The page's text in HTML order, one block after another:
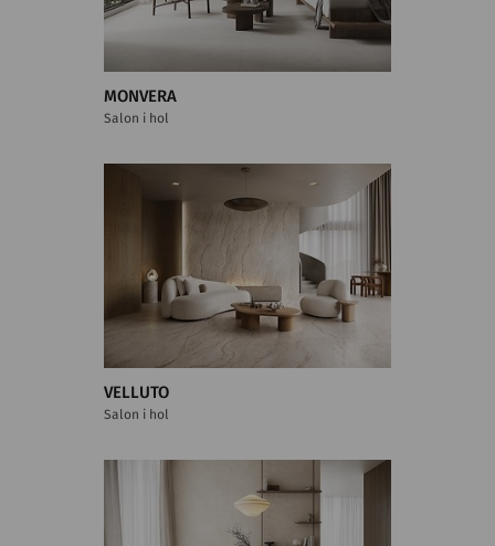
MONVERA
Salon i hol
VELLUTO
Salon i hol